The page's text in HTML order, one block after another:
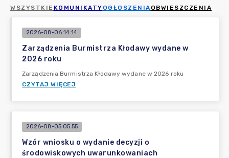
WSZYSTKIE KOMUNIKATY OGŁOSZENIA OBWIESZCZENIA
2026-08-06 14:14
Zarządzenia Burmistrza Kłodawy wydane w
2026 roku
Zarządzenia Burmistrza Kłodawy wydane w 2026 roku
CZYTAJ WIĘCEJ
2026-08-05 05:55
Wzór wniosku o wydanie decyzji o
środowiskowych uwarunkowaniach